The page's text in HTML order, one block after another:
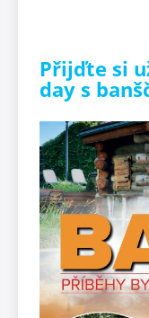
Přijďte si
day s